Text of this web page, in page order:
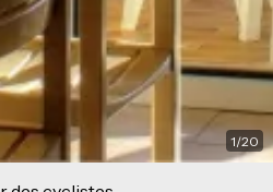
1/20